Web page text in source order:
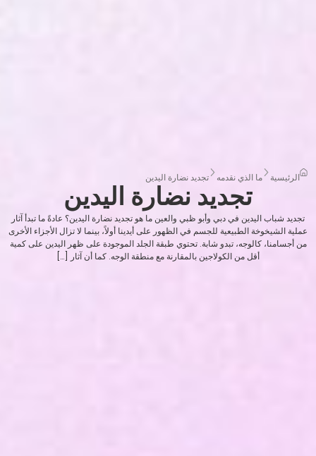
الرئيسية ما الذي نقدمه تجديد نضارة اليدين
تجديد نضارة اليدين
تجديد شباب اليدين في دبي وأبو ظبي والعين ما هو تجديد نضارة اليدين؟ عادةً ما تبدأ آثار
عملية الشيخوخة الطبيعية للجسم في الظهور على أيدينا أولاً، بينما لا تزال الأجزاء الأخرى
من أجسامنا، كالوجه، تبدو شابة. تحتوي طبقة الجلد الموجودة على ظهر اليدين على كمية
أقل من الكولاجين بالمقارنة مع منطقة الوجه. كما أن آثار […]